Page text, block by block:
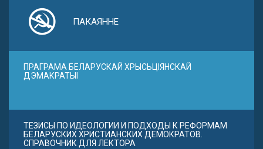
ПАКАЯННЕ
ПРАГРАМА БЕЛАРУСКАЙ ХРЫСЬЦІЯНСКАЙ
ДЭМАКРАТЫІ
ТЕЗИСЫ ПО ИДЕОЛОГИИ И ПОДХОДЫ К РЕФОРМАМ
БЕЛАРУСКИХ ХРИСТИАНСКИХ ДЕМОКРАТОВ.
СПРАВОЧНИК ДЛЯ ЛЕКТОРА